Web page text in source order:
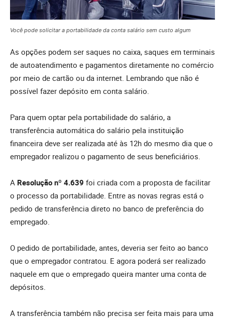
Você pode solicitar a portabilidade da conta salário sem custo algum
As opções podem ser saques no caixa, saques em terminais
de autoatendimento e pagamentos diretamente no comércio
por meio de cartão ou da internet. Lembrando que não é
possível fazer depósito em conta salário.
Para quem optar pela portabilidade do salário, a
transferência automática do salário pela instituição
financeira deve ser realizada até às 12h do mesmo dia que o
empregador realizou o pagamento de seus beneficiários.
A Resolução nº 4.639 foi criada com a proposta de facilitar
o processo da portabilidade. Entre as novas regras está o
pedido de transferência direto no banco de preferência do
empregado.
O pedido de portabilidade, antes, deveria ser feito ao banco
que o empregador contratou. E agora poderá ser realizado
naquele em que o empregado queira manter uma conta de
depósitos.
A transferência também não precisa ser feita mais para uma